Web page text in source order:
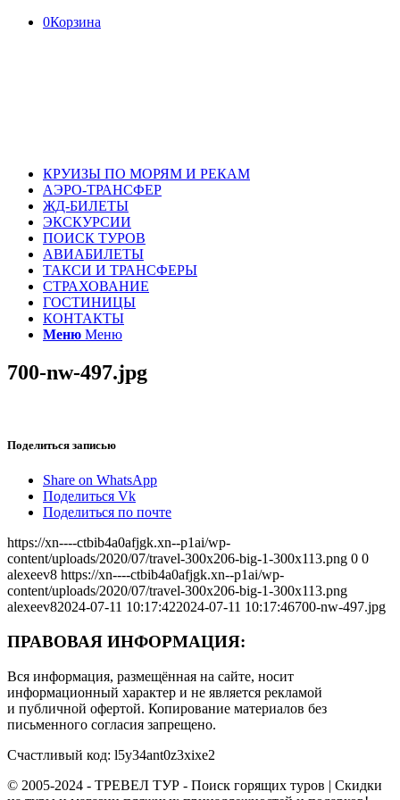
0Корзина
КРУИЗЫ ПО МОРЯМ И РЕКАМ
АЭРО-ТРАНСФЕР
ЖД-БИЛЕТЫ
ЭКСКУРСИИ
ПОИСК ТУРОВ
АВИАБИЛЕТЫ
ТАКСИ И ТРАНСФЕРЫ
СТРАХОВАНИЕ
ГОСТИНИЦЫ
КОНТАКТЫ
Меню Меню
700-nw-497.jpg
Поделиться записью
Share on WhatsApp
Поделиться Vk
Поделиться по почте
https://xn----ctbib4a0afjgk.xn--p1ai/wp-
content/uploads/2020/07/travel-300x206-big-1-300x113.png 0 0
alexeev8 https://xn----ctbib4a0afjgk.xn--p1ai/wp-
content/uploads/2020/07/travel-300x206-big-1-300x113.png
alexeev82024-07-11 10:17:422024-07-11 10:17:46700-nw-497.jpg
ПРАВОВАЯ ИНФОРМАЦИЯ:
Вся информация, размещённая на сайте, носит
информационный характер и не является рекламой
и публичной офертой. Копирование материалов без
письменного согласия запрещено.
Счастливый код: l5y34ant0z3xixe2
© 2005-2024 - ТРЕВЕЛ ТУР - Поиск горящих туров | Скидки